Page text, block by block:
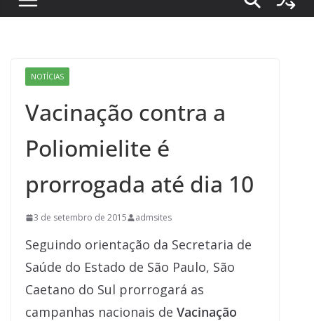
NOTÍCIAS
Vacinação contra a
Poliomielite é
prorrogada até dia 10
3 de setembro de 2015 admsites
Seguindo orientação da Secretaria de
Saúde do Estado de São Paulo, São
Caetano do Sul prorrogará as
campanhas nacionais de Vacinação